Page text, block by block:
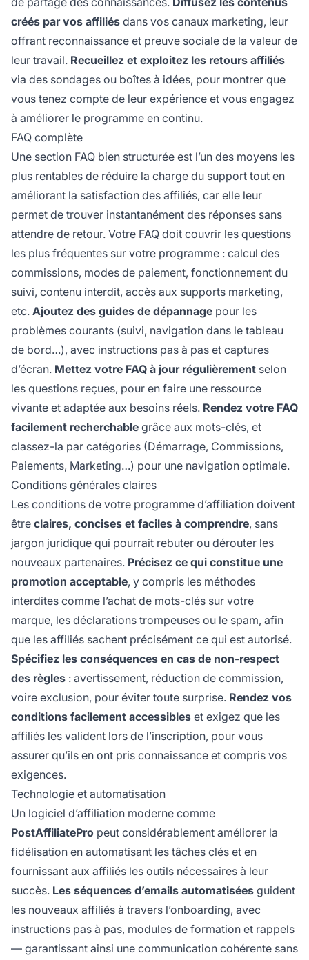
créés par vos affiliés dans vos canaux marketing, leur
offrant reconnaissance et preuve sociale de la valeur de
leur travail. Recueillez et exploitez les retours affiliés
via des sondages ou boîtes à idées, pour montrer que
vous tenez compte de leur expérience et vous engagez
à améliorer le programme en continu.
FAQ complète
Une section FAQ bien structurée est l’un des moyens les
plus rentables de réduire la charge du support tout en
améliorant la satisfaction des affiliés, car elle leur
permet de trouver instantanément des réponses sans
attendre de retour. Votre FAQ doit couvrir les questions
les plus fréquentes sur votre programme : calcul des
commissions, modes de paiement, fonctionnement du
suivi, contenu interdit, accès aux supports marketing,
etc. Ajoutez des guides de dépannage pour les
problèmes courants (suivi, navigation dans le tableau
de bord…), avec instructions pas à pas et captures
d’écran. Mettez votre FAQ à jour régulièrement selon
les questions reçues, pour en faire une ressource
vivante et adaptée aux besoins réels. Rendez votre FAQ
facilement recherchable grâce aux mots-clés, et
classez-la par catégories (Démarrage, Commissions,
Paiements, Marketing…) pour une navigation optimale.
Conditions générales claires
Les conditions de votre programme d’affiliation doivent
être claires, concises et faciles à comprendre, sans
jargon juridique qui pourrait rebuter ou dérouter les
nouveaux partenaires. Précisez ce qui constitue une
promotion acceptable, y compris les méthodes
interdites comme l’achat de mots-clés sur votre
marque, les déclarations trompeuses ou le spam, afin
que les affiliés sachent précisément ce qui est autorisé.
Spécifiez les conséquences en cas de non-respect
des règles : avertissement, réduction de commission,
voire exclusion, pour éviter toute surprise. Rendez vos
conditions facilement accessibles et exigez que les
affiliés les valident lors de l’inscription, pour vous
assurer qu’ils en ont pris connaissance et compris vos
exigences.
Technologie et automatisation
Un logiciel d’affiliation moderne comme
PostAffiliatePro peut considérablement améliorer la
fidélisation en automatisant les tâches clés et en
fournissant aux affiliés les outils nécessaires à leur
succès. Les séquences d’emails automatisées guident
les nouveaux affiliés à travers l’onboarding, avec
instructions pas à pas, modules de formation et rappels
— garantissant ainsi une communication cohérente sans